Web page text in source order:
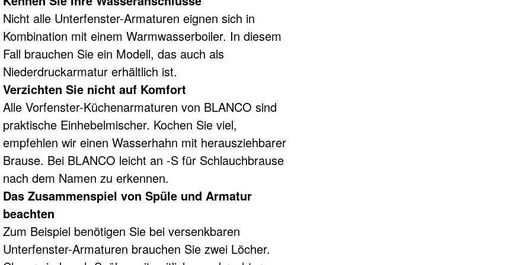
Nicht alle Unterfenster-Armaturen eignen sich in
Kombination mit einem Warmwasserboiler. In diesem
Fall brauchen Sie ein Modell, das auch als
Niederdruckarmatur erhältlich ist.
Verzichten Sie nicht auf Komfort
Alle Vorfenster-Küchenarmaturen von BLANCO sind
praktische Einhebelmischer. Kochen Sie viel,
empfehlen wir einen Wasserhahn mit herausziehbarer
Brause. Bei BLANCO leicht an -S für Schlauchbrause
nach dem Namen zu erkennen.
Das Zusammenspiel von Spüle und Armatur
beachten
Zum Beispiel benötigen Sie bei versenkbaren
Unterfenster-Armaturen brauchen Sie zwei Löcher.